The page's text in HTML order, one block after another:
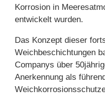
Korrosion in
entwickelt wurden.
Das Konzept dieser
Weichbeschichtungen
Companys über
Anerkennung als